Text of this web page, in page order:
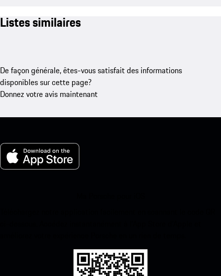
Listes similaires
De façon générale, êtes-vous satisfait des informations
disponibles sur cette page?
Donnez votre avis maintenant